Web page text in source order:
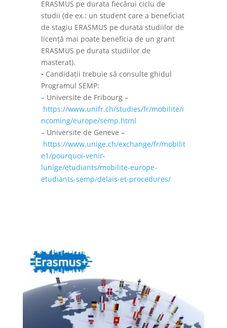
ERASMUS pe durata fiecărui ciclu de
studii (de ex.: un student care a beneficiat
de stagiu ERASMUS pe durata studiilor de
licență mai poate beneficia de un grant
ERASMUS pe durata studiilor de
masterat).
• Candidații trebuie să consulte ghidul
Programul SEMP:
– Universite de Fribourg –
https://www.unifr.ch/studies/fr/mobilite/i
ncoming/europe/semp.html
– Universite de Geneve –
https://www.unige.ch/exchange/fr/mobilit
e1/pourquoi-venir-
lunige/etudiants/mobilite-europe-
etudiants-semp/delais-et-procedures/